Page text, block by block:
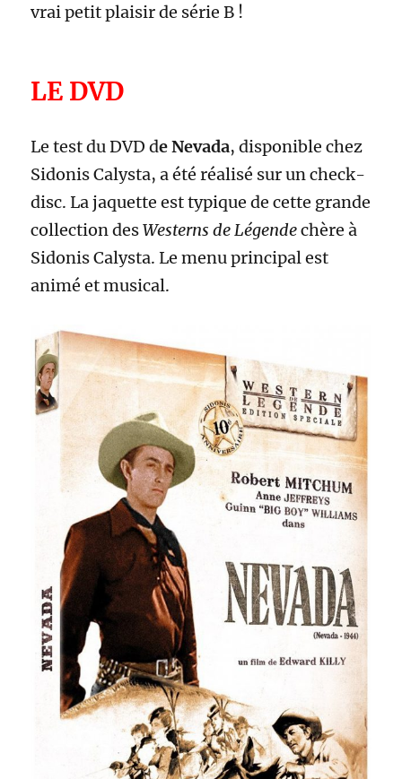
vrai petit plaisir de série B !
LE DVD
Le test du DVD de Nevada, disponible chez
Sidonis Calysta, a été réalisé sur un check-
disc. La jaquette est typique de cette grande
collection desWesterns de Légendechère à
Sidonis Calysta. Le menu principal est
animé et musical.